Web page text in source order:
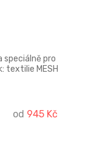
speciálně pro
textilie MESH
od 945 Kč